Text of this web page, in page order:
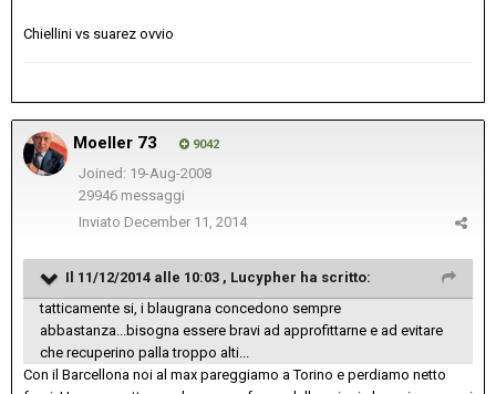
Chiellini vs suarez ovvio
Moeller 73 9042
Joined: 19-Aug-2008
29946 messaggi
Inviato December 11, 2014
Il 11/12/2014 alle 10:03 , Lucypher ha scritto:
tatticamente si, i blaugrana concedono sempre
abbastanza...bisogna essere bravi ad approfittarne e ad evitare
che recuperino palla troppo alti...
Con il Barcellona noi al max pareggiamo a Torino e perdiamo netto